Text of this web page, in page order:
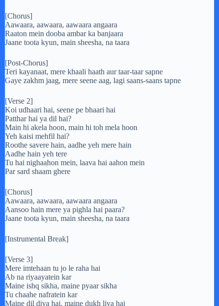
[Chorus]
Aawaara, aawaara, aawaara angaara
Raaton mein dooba ambar ka banjaara
Jaane toota kyun, main sheesha, na taara
[Post-Chorus]
Teri kayanaat, mere khaali haath aur taar-taar sapne
Gaye zakhm jaag, mere seene aag, lagi saans-saans tapne
[Verse 2]
Koi udhaari hai, seene pe bhaari hai
Patthar hai ya dil hai?
Main hi akela hoon, main hi toh mela hoon
Yeh kaisi mehfil hai?
Roothe savere hain, aadhe yeh mere hain
Aadhe hain yeh terе
Tu hai nighaahon mein, laava hai aahon mein
Par sard shaam gherе
[Chorus]
Aawaara, aawaara, aawaara angaara
Aansoo hain mere ya pighla hai paara?
Jaane toota kyun, main sheesha, na taara
[Instrumental Break]
[Verse 3]
Mere imtehaan tu jo le raha hai
Ab na riyaayatein kar
Maine ishq sikha, maine pyaar sikha
Tu chaahe nafratein kar
Maine dil diya hai, maine dukh liya hai